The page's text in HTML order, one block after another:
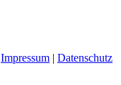
Impressum | Datenschutz